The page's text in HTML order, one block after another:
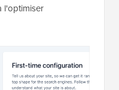
l'optimiser